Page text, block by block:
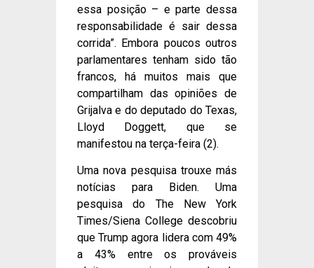
essa posição – e parte dessa
responsabilidade é sair dessa
corrida”. Embora poucos outros
parlamentares tenham sido tão
francos, há muitos mais que
compartilham das opiniões de
Grijalva e do deputado do Texas,
Lloyd Doggett, que se
manifestou na terça-feira (2).
Uma nova pesquisa trouxe más
notícias para Biden. Uma
pesquisa do The New York
Times/Siena College descobriu
que Trump agora lidera com 49%
a 43% entre os prováveis